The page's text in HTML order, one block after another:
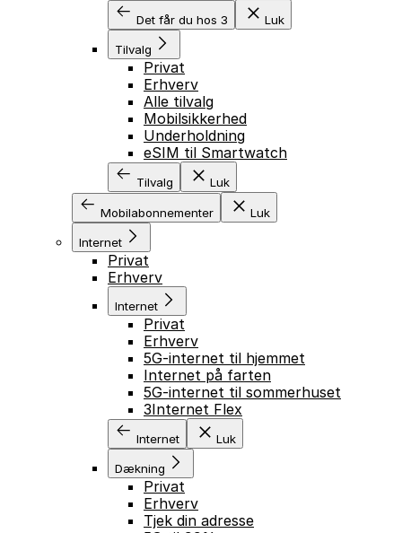
Det får du hos 3 Luk
Tilvalg
Privat
Erhverv
Alle tilvalg
Mobilsikkerhed
Underholdning
eSIM til Smartwatch
Tilvalg Luk
Mobilabonnementer Luk
Internet
Privat
Erhverv
Internet
Privat
Erhverv
5G-internet til hjemmet
Internet på farten
5G-internet til sommerhuset
3Internet Flex
Internet Luk
Dækning
Privat
Erhverv
Tjek din adresse